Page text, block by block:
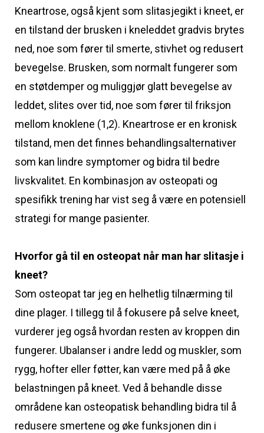
Kneartrose, også kjent som slitasjegikt i kneet, er
en tilstand der brusken i kneleddet gradvis brytes
ned, noe som fører til smerte, stivhet og redusert
bevegelse. Brusken, som normalt fungerer som
en støtdemper og muliggjør glatt bevegelse av
leddet, slites over tid, noe som fører til friksjon
mellom knoklene (1,2). Kneartrose er en kronisk
tilstand, men det finnes behandlingsalternativer
som kan lindre symptomer og bidra til bedre
livskvalitet. En kombinasjon av osteopati og
spesifikk trening har vist seg å være en potensiell
strategi for mange pasienter.
Hvorfor gå til en osteopat når man har slitasje i
kneet?
Som osteopat tar jeg en helhetlig tilnærming til
dine plager. I tillegg til å fokusere på selve kneet,
vurderer jeg også hvordan resten av kroppen din
fungerer. Ubalanser i andre ledd og muskler, som
rygg, hofter eller føtter, kan være med på å øke
belastningen på kneet. Ved å behandle disse
områdene kan osteopatisk behandling bidra til å
redusere smertene og øke funksjonen din i